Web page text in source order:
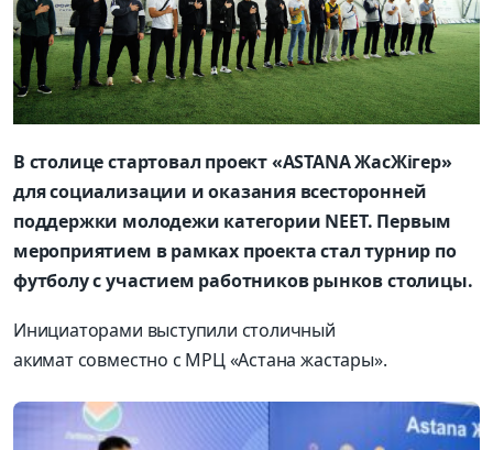
В столицестартовал проект«ASTANAЖасЖігер»
длясоциализации и оказания всесторонней
поддержки молодежи категории NEET. Первым
мероприятием в рамках проекта сталтурнир по
футболу с участием работников рынковстолицы.
Инициаторами выступили столичный
акимат совместно с МРЦ «Астанажастары».